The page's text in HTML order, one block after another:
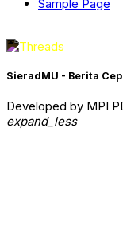
Sample Page
SieradMU - Berita
Developed by MPI
expand_less